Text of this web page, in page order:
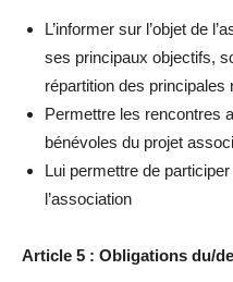
L’informer sur l’objet de
ses principaux objectifs,
répartition des principales
Permettre les rencontres
bénévoles du projet
Lui permettre de
l’association
Article 5 : Obligations du/